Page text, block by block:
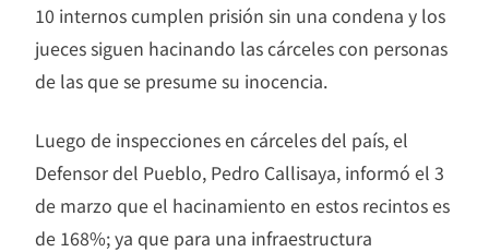
10 internos cumplen prisión sin una condena y los
jueces siguen hacinando las cárceles con personas
de las que se presume su inocencia.
Luego de inspecciones en cárceles del país, el
Defensor del Pueblo, Pedro Callisaya, informó el 3
de marzo que el hacinamiento en estos recintos es
de 168%; ya que para una infraestructura